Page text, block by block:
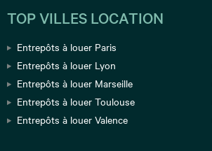
TOP VILLES LOCATION
Entrepôts à louer Paris
Entrepôts à louer Lyon
Entrepôts à louer Marseille
Entrepôts à louer Toulouse
Entrepôts à louer Valence